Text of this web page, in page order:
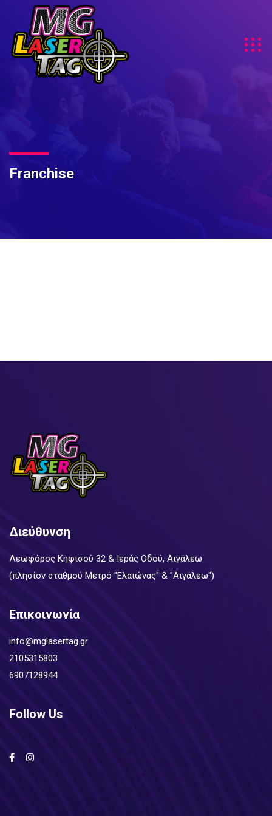
Franchise
Διεύθυνση
Λεωφόρος Κηφισού 32 & Ιεράς Οδού, Αιγάλεω
(πλησίον σταθμού Μετρό "Ελαιώνας" & "Αιγάλεω")
Επικοινωνία
info@mglasertag.gr
2105315803
6907128944
Follow Us